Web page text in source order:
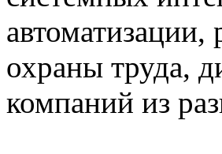
автоматизации,
охраны труда,
компаний из